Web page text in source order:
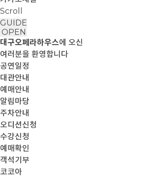
Scroll
GUIDE
OPEN
대구오페라하우스에 오신
여러분을 환영합니다
공연일정
대관안내
예매안내
알림마당
주차안내
오디션신청
수강신청
예매확인
객석기부
코코아